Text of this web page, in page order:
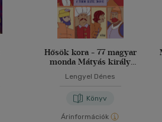
Hősök kora - 77 magyar
monda Mátyás király
Lengyel Dénes
Könyv
Árinformációk